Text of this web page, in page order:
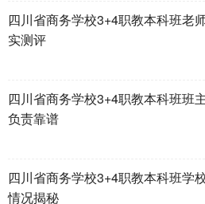
四川省商务学校3+4职教本科班老
实测评
四川省商务学校3+4职教本科班班
负责靠谱
四川省商务学校3+4职教本科班学
情况揭秘